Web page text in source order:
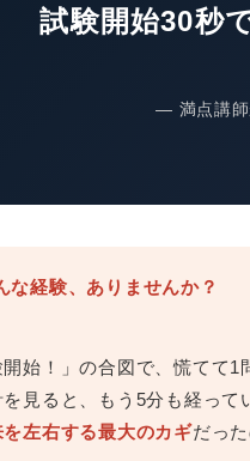
試験開始30秒
― 満点講師
な経験、ありませんか？
開始！」の合図で、慌てて
を見ると、もう5分も経っ
左右する最大のカギだった